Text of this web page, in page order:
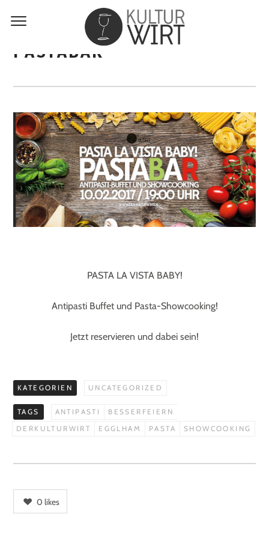
PASTABAR
PASTA LA VISTA BABY!
Antipasti Buffet und Pasta-Showcooking!
Jetzt reservieren und dabei sein!
KATEGORIEN UNCATEGORIZED
TAGS ANTIPASTI
BESSERFEIERN
DERKULTURWIRT
EGGLHAM PASTA SHOWCOOKING
0 likes